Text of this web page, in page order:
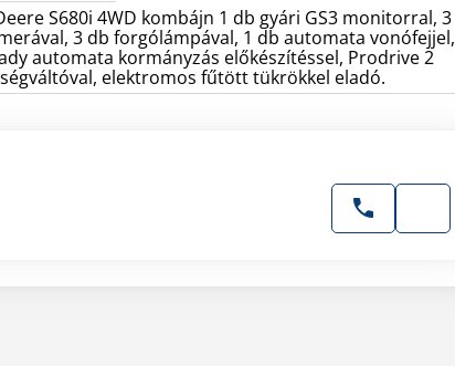
S680i 4WD kombájn 1 db gyári GS3 monitorral, 3
3 db forgólámpával, 1 db automata vonófejjel,
automata kormányzás előkészítéssel, Prodrive 2
elektromos fűtött tükrökkel eladó.